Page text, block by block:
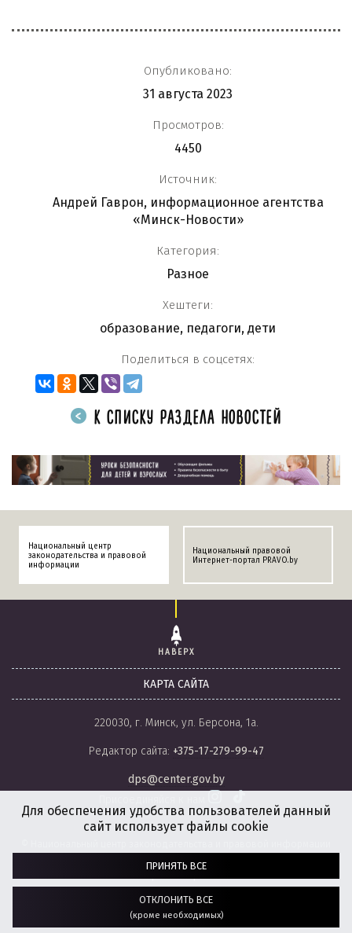
Опубликовано:
31 августа 2023
Просмотров:
4450
Источник:
Андрей Гаврон, информационное агентства
«Минск-Новости»
Категория:
Разное
Хештеги:
образование, педагоги, дети
Поделиться в соцсетях:
К СПИСКУ РАЗДЕЛА НОВОСТЕЙ
Национальный центр
законодательства и правовой
информации
Национальный правовой
Интернет-портал PRAVO.by
НАВЕРХ
КАРТА САЙТА
220030, г. Минск, ул. Берсона, 1а.
Редактор сайта: +375-17-279-99-47
dps@center.gov.by
Республики Беларусь, 2008-2026.
Разработка сайта: агентство “ГЕНШТАБ”
Для обеспечения удобства пользователей данный
сайт использует файлы cookie
ПРИНЯТЬ ВСЕ
ОТКЛОНИТЬ ВСЕ
(кроме необходимых)